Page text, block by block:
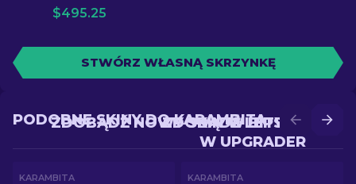
$495.25
STWÓRZ WŁASNĄ SKRZYNKĘ
ZDOBĄDŹ LEPSZY SKIN
W UPGRADER
ZDOBĄDŹ NOWY SKIN W BITWIE
PODOBNE SKINY DO KARAMBITA
KARAMBITA KARAMBITA